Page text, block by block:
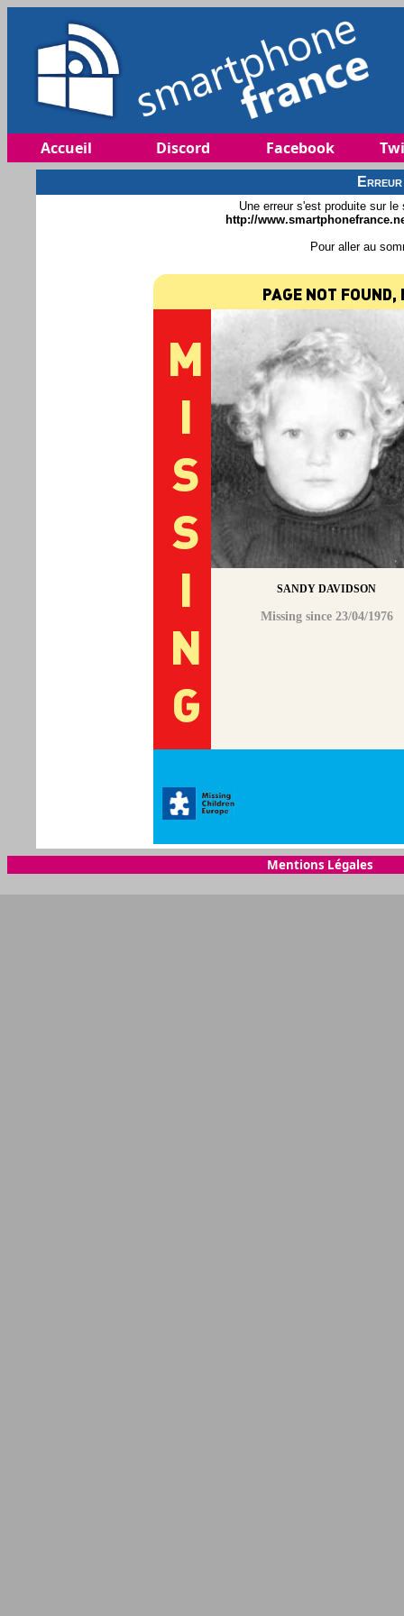
Accueil Discord Facebook
Erreur
Une erreur s'est produite sur
http://
Pour aller au
Mentions Légales